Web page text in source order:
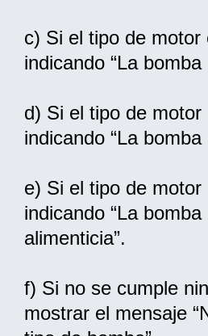
c) Si el tipo de
indicando “La
d) Si el tipo de
indicando “La
e) Si el tipo de
indicando “La
alimenticia”.
f) Si no se cumple
mostrar el mensaje